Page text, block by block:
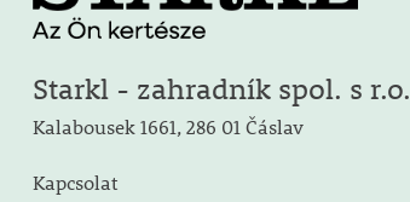
Starkl - zahradník spol. s r.o.
Kalabousek 1661, 286 01 Čáslav
Kapcsolat